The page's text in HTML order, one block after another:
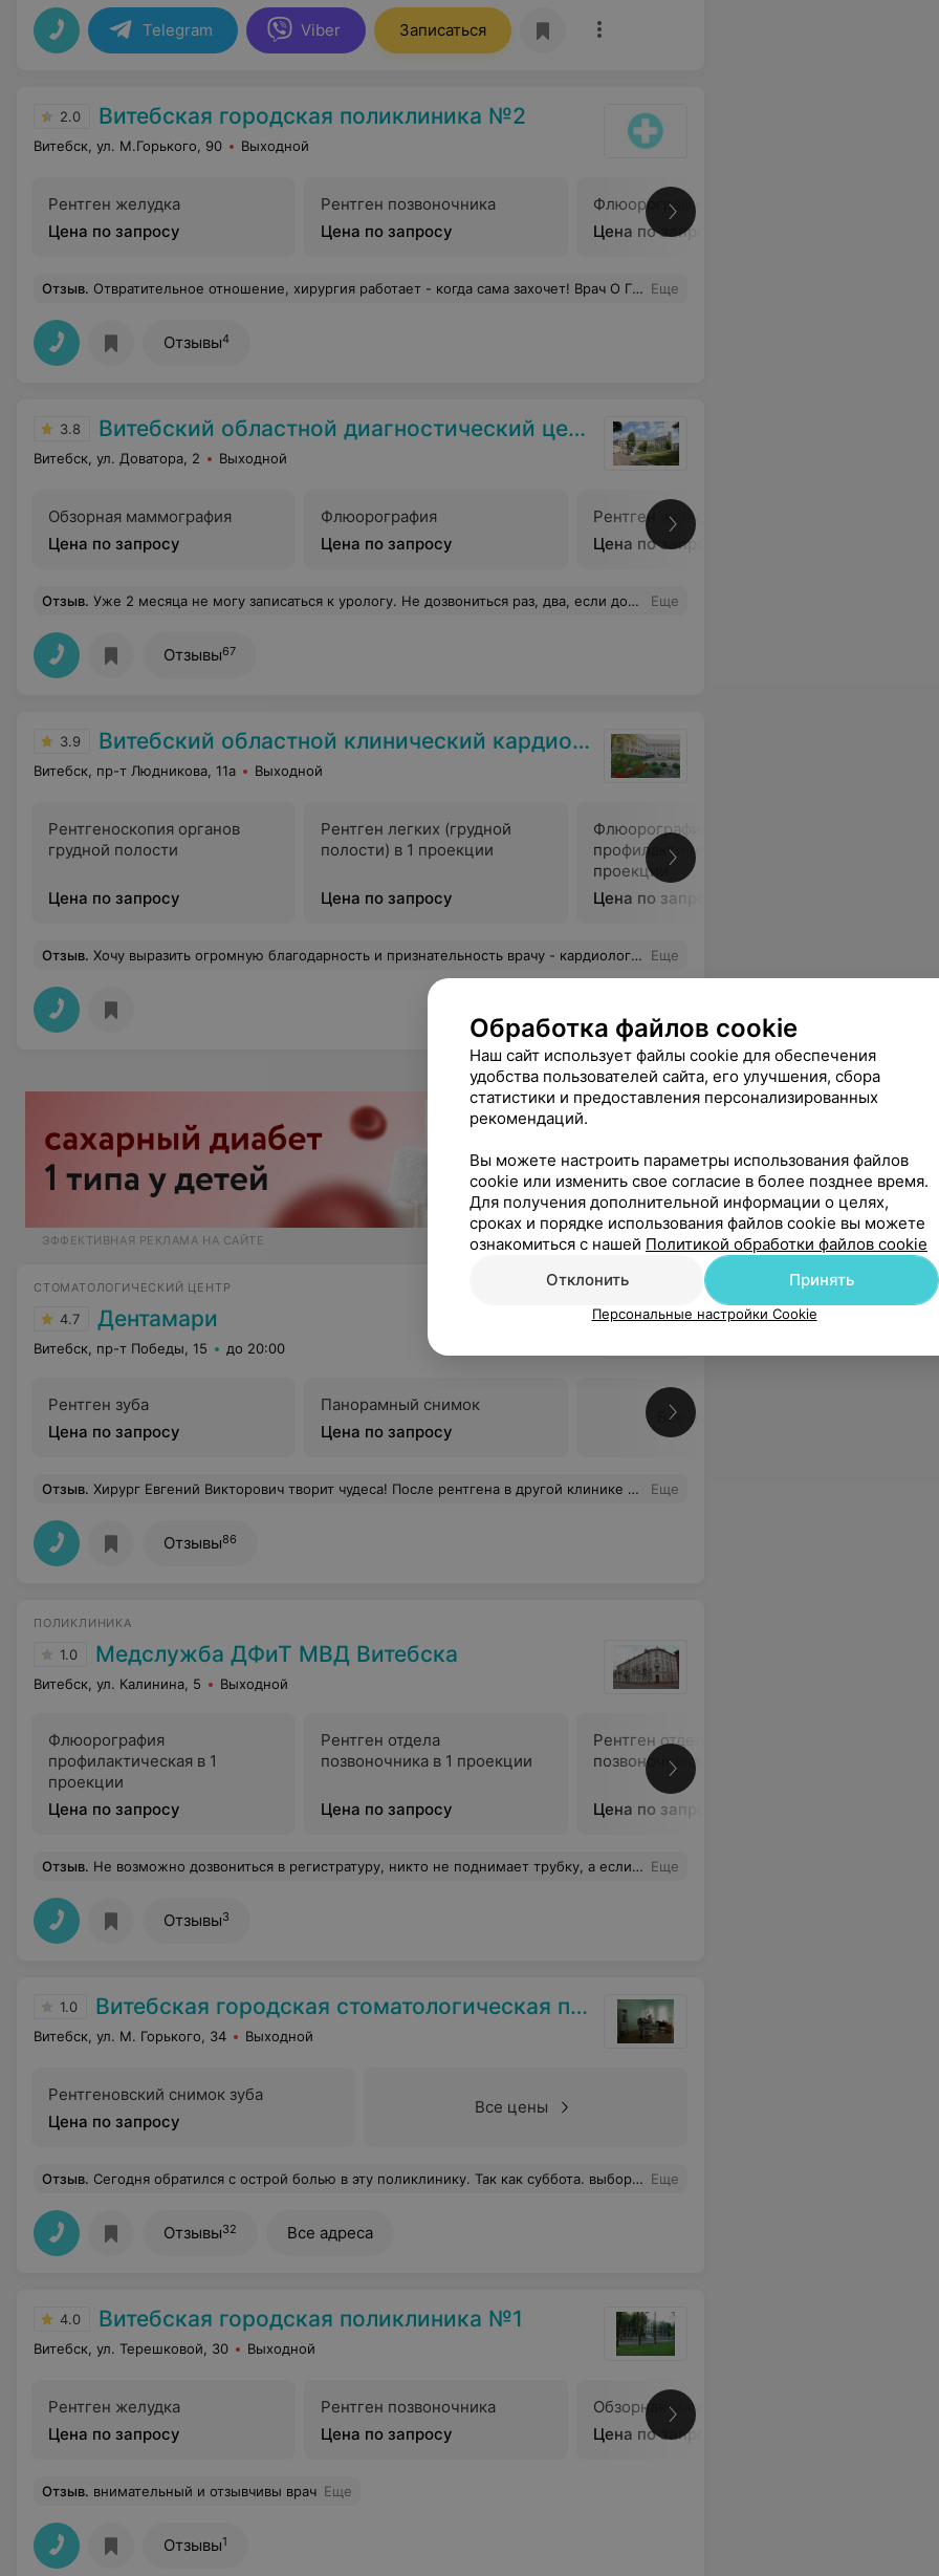
Telegram Viber Записаться
2.0 Витебская городская поликлиника №2
Витебск, ул. М.Горького, 90 Выходной
Рентген желудка
Цена по запросу
Рентген позвоночника
Цена по запросу
Флюорография
Цена по запросу
Отзыв. Отвратительное отношение, хирургия работает - когда сама захочет! Врач О Г, не соблюдает свой график приема и отдыха, человеку абсолютно наплевать что люди в очереди ждут пока она допьет чай в кабинете медсестры на против. Форменный кошмар. Еще и хамит если звонить в регистратуру и спрашивать где врач. Время 15:34 она все еще не принимает! Еще
Отзывы4
3.8 Витебский областной диагностический центр
Витебск, ул. Доватора, 2 Выходной
Обзорная маммография
Цена по запросу
Флюорография
Цена по запросу
Рентген желудка
Цена по запросу
Отзыв. Уже 2 месяца не могу записаться к урологу. Не дозвониться раз, два, если дозвонишься, то говорят записываться в пятницу с утра. Звонить в пятницу утром бесполезно. После 999 попыток дозвониться иногда получается дозвониться. Говорят звонить в следующую пятницу, и что у них три номера. Пробовал звонить на все номера. Картина одинаковая Еще
Отзывы67
3.9 Витебский областной клинический кардиологический центр
Витебск, пр-т Людникова, 11а Выходной
Рентгеноскопия органов
грудной полости
Цена по запросу
Рентген легких (грудной
полости) в 1 проекции
Цена по запросу
Флюорография
профилактическая в 1
проекции
Цена по запросу
Отзыв. Хочу выразить огромную благодарность и признательность врачу - кардиологу Ю Оксане Валентиновне, заведующей 2-го кардиологического отделения Трофименко Татьяне Юрьевне, лечащему врачу К Анне Дмитриевне за их высокий профессионализм, внимательное и чуткое отношение к больным, способность вникать в проблемы пациентов и решать их. От всей души желаю вам крепкого здоровья и успехов в Вашем нужном и востребованном труде. Рекомендую руководству кардиологического центра изыскать возможность поощрить указанных врачей. Еще
ЭФФЕКТИВНАЯ РЕКЛАМА НА САЙТЕ
СТОМАТОЛОГИЧЕСКИЙ ЦЕНТР
4.7 Дентамари
Витебск, пр-т Победы, 15 до 20:00
Рентген зуба
Цена по запросу
Панорамный снимок
Цена по запросу
Все цены
Отзыв. Хирург Евгений Викторович творит чудеса! После рентгена в другой клинике пугали сложным удалением зуба мудрости, по совету подруги обратилась в Дентамари и не пожалела. Это было мое второе удаление "8-ки" и есть с чем сравнить. Отличная работа, врач настоящий мастер своего дела. Еще
Отзывы86
ПОЛИКЛИНИКА
1.0 Медслужба ДФиТ МВД Витебска
Витебск, ул. Калинина, 5 Выходной
Флюорография
профилактическая в 1
проекции
Цена по запросу
Рентген отдела
позвоночника в 1 проекции
Цена по запросу
Рентген отдела
позвоночника в 2 проекциях
Цена по запросу
Отзыв. Не возможно дозвониться в регистратуру, никто не поднимает трубку, а если поднимают, то сбрасывают. Что за отношения к людям???? Еще
Отзывы3
1.0 Витебская городская стоматологическая поликлиника
Витебск, ул. М. Горького, 34 Выходной
Рентгеновский снимок зуба
Цена по запросу
Все цены
Отзыв. Сегодня обратился с острой болью в эту поликлинику. Так как суббота. выбора не было. В поликлинику вошёл в 13-20. На приём к терапевту передо мной четыре человека. Но внезапно нужно делать кварцевание кабинета. затем уборка. На приём попал 15-10. Направлен к хирургу на удаление зуба. Это вообще мрак! Я в очереди третий! В кабинете ещё девушка. Приёма практически не велось! В 17-20 моё терпение лопнуло. В очереди я второй! То есть за два часа приняли два пациента! Есть ли, господа врачи, у вас совесть! Ведь к вам обращаются с острой болью! В общем, плюнул и ушёл. У таких горе врачей лечиться опасно. Это было в субботу. 24.09.2022года. Еще
Отзывы32 Все адреса
4.0 Витебская городская поликлиника №1
Витебск, ул. Терешковой, 30 Выходной
Рентген желудка
Цена по запросу
Рентген позвоночника
Цена по запросу
Обзорная маммография
Цена по запросу
Отзыв. внимательный и отзывчивы врач Еще
Отзывы1
Обработка файлов cookie
Наш сайт использует файлы cookie для обеспечения
удобства пользователей сайта, его улучшения, сбора
статистики и предоставления персонализированных
рекомендаций.
Вы можете настроить параметры использования файлов
cookie или изменить свое согласие в более позднее время.
Для получения дополнительной информации о целях,
сроках и порядке использования файлов cookie вы можете
ознакомиться с нашей Политикой обработки файлов cookie
Отклонить
Принять
Персональные настройки Cookie